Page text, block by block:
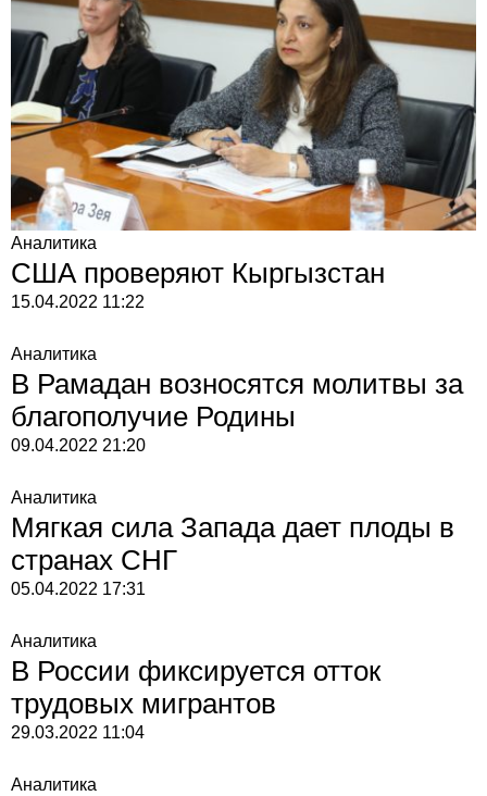
Аналитика
США проверяют Кыргызстан
15.04.2022 11:22
Аналитика
В Рамадан возносятся молитвы за
благополучие Родины
09.04.2022 21:20
Аналитика
Мягкая сила Запада дает плоды в
странах СНГ
05.04.2022 17:31
Аналитика
В России фиксируется отток
трудовых мигрантов
29.03.2022 11:04
Аналитика